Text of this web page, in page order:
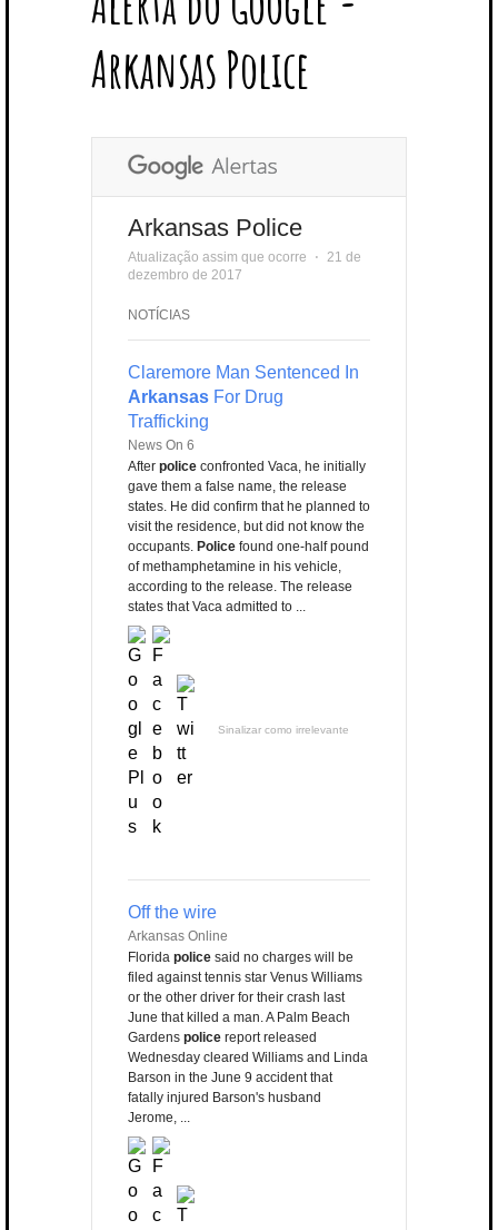
E
R
B
O
O
K
L
E
P
L
U
E
R
S
E
D
I
N
A
G
R
A
M
U
B
U
Arkansas Police
Arkansas Police
Atualização assim que ocorre ⋅ 21 de
dezembro de 2017
NOTÍCIAS
Claremore Man Sentenced In
Arkansas For Drug
Trafficking
News On 6
After police confronted Vaca, he initially
gave them a false name, the release
states. He did confirm that he planned to
visit the residence, but did not know the
occupants. Police found one-half pound
of methamphetamine in his vehicle,
according to the release. The release
states that Vaca admitted to ...
Sinalizar como irrelevante
Off the wire
Arkansas Online
Florida police said no charges will be
filed against tennis star Venus Williams
or the other driver for their crash last
June that killed a man. A Palm Beach
Gardens police report released
Wednesday cleared Williams and Linda
Barson in the June 9 accident that
fatally injured Barson's husband
Jerome, ...